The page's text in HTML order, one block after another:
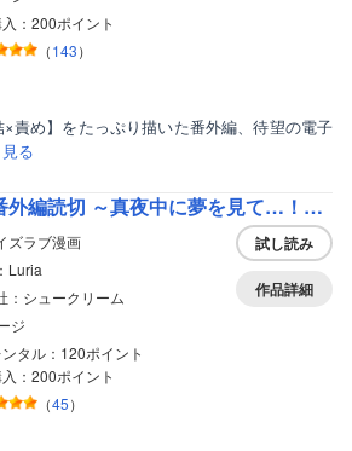
：200ポイント
（143）
責め】をたっぷり描いた番外編、待望の電子
る
真夜中の俺を見て 番外編読切 ～真夜中に夢を見て…！？～
ズラブ漫画
Luria
：シュークリーム
ジ
タル：120ポイント
：200ポイント
（45）
試し読み
作品詳細